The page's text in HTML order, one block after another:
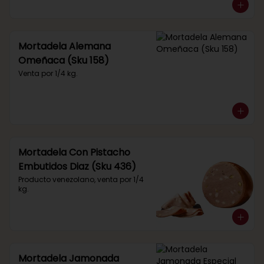
Mortadela Alemana
Omeñaca (Sku 158)
Venta por 1/4 kg.
Mortadela Con Pistacho
Embutidos Diaz (Sku 436)
Producto venezolano, venta por 1/4
kg.
Mortadela Jamonada